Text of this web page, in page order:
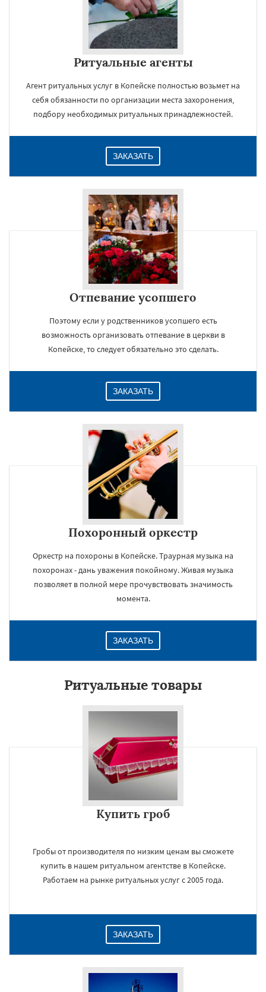
Ритуальные агенты
Агент ритуальных услуг в Копейске полностью возьмет на
себя обязанности по организации места захоронения,
подбору необходимых ритуальных принадлежностей.
ЗАКАЗАТЬ
Отпевание усопшего
Поэтому если у родственников усопшего есть
возможность организовать отпевание в церкви в
Копейске, то следует обязательно это сделать.
ЗАКАЗАТЬ
Похоронный оркестр
Оркестр на похороны в Копейске. Траурная музыка на
похоронах - дань уважения покойному. Живая музыка
позволяет в полной мере прочувствовать значимость
момента.
ЗАКАЗАТЬ
Ритуальные товары
Купить гроб
Гробы от производителя по низким ценам вы сможете
купить в нашем ритуальном агентстве в Копейске.
Работаем на рынке ритуальных услуг с 2005 года.
ЗАКАЗАТЬ